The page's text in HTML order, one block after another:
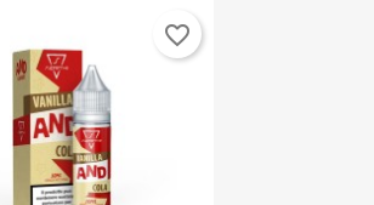
favorite_border